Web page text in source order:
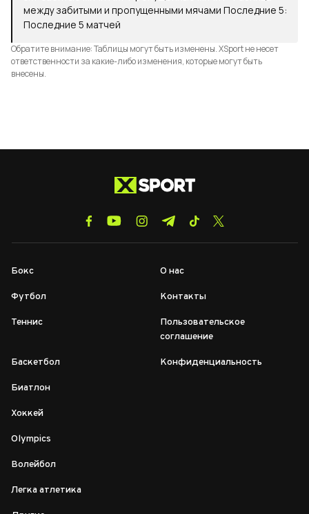
между забитыми и пропущенными мячами Последние 5:
Последние 5 матчей
Обратите внимание: Таблицы могут быть изменены. XSport не несет
ответственности за какие-либо изменения, которые могут быть
внесены.
Бокс
Футбол
Теннис
Баскетбол
Биатлон
Хоккей
Olympics
Волейбол
Легка атлетика
О нас
Контакты
Пользовательское
соглашение
Конфиденциальность